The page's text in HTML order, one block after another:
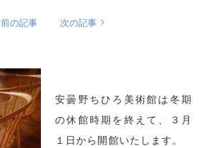
前の記事 次の記事
安曇野ちひろ美術館は冬期
の休館時期を終えて、３月
１日から開館いたします。